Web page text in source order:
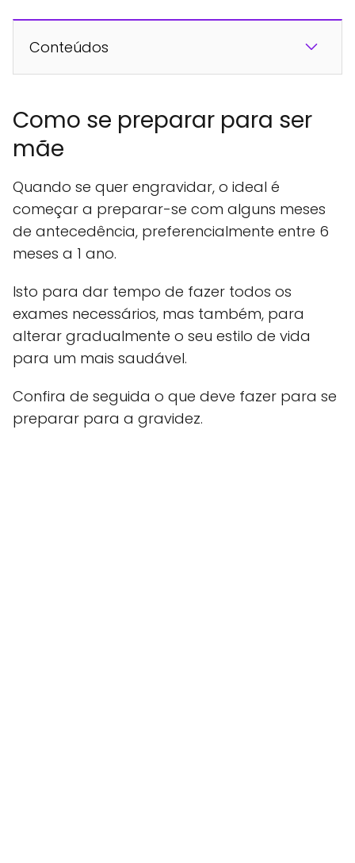
Conteúdos
Como se preparar para ser
mãe
Quando se quer engravidar, o ideal é
começar a preparar-se com alguns meses
de antecedência, preferencialmente entre 6
meses a 1 ano.
Isto para dar tempo de fazer todos os
exames necessários, mas também, para
alterar gradualmente o seu estilo de vida
para um mais saudável.
Confira de seguida o que deve fazer para se
preparar para a gravidez.